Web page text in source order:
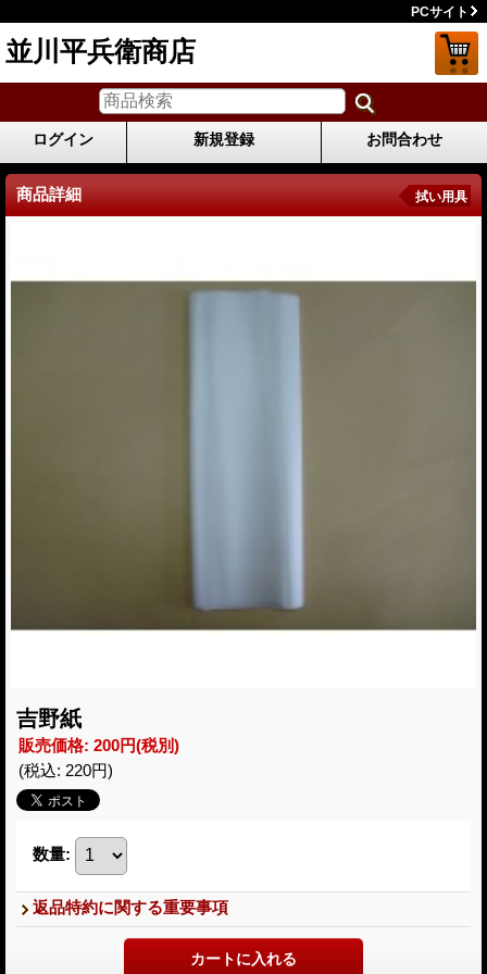
PCサイト
並川平兵衛商店
ログイン 新規登録 お問合わせ
商品詳細 拭い用具
吉野紙
販売価格: 200円(税別)
(税込: 220円)
数量:
返品特約に関する重要事項